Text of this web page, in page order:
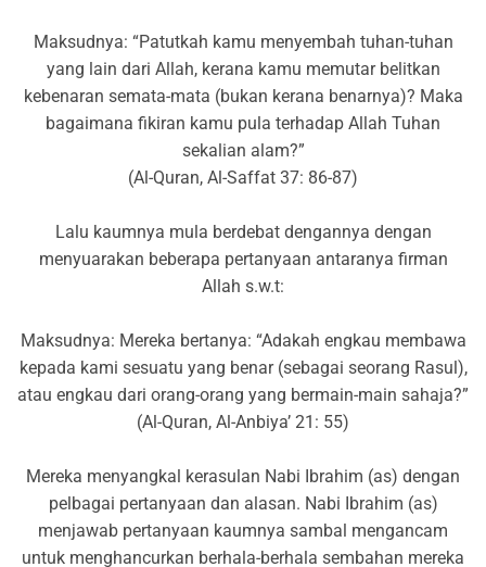
Maksudnya: “Patutkah kamu menyembah tuhan-tuhan
yang lain dari Allah, kerana kamu memutar belitkan
kebenaran semata-mata (bukan kerana benarnya)? Maka
bagaimana fikiran kamu pula terhadap Allah Tuhan
sekalian alam?”
(Al-Quran, Al-Saffat 37: 86-87)
Lalu kaumnya mula berdebat dengannya dengan
menyuarakan beberapa pertanyaan antaranya firman
Allah s.w.t:
Maksudnya: Mereka bertanya: “Adakah engkau membawa
kepada kami sesuatu yang benar (sebagai seorang Rasul),
atau engkau dari orang-orang yang bermain-main sahaja?”
(Al-Quran, Al-Anbiya’ 21: 55)
Mereka menyangkal kerasulan Nabi Ibrahim (as) dengan
pelbagai pertanyaan dan alasan. Nabi Ibrahim (as)
menjawab pertanyaan kaumnya sambal mengancam
untuk menghancurkan berhala-berhala sembahan mereka